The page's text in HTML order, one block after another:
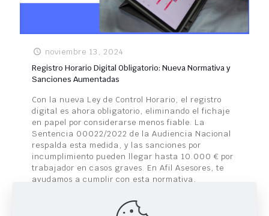
noviembre 13, 2024
Registro Horario Digital Obligatorio: Nueva Normativa y
Sanciones Aumentadas
Con la nueva Ley de Control Horario, el registro
digital es ahora obligatorio, eliminando el fichaje
en papel por considerarse menos fiable. La
Sentencia 00022/2022 de la Audiencia Nacional
respalda esta medida, y las sanciones por
incumplimiento pueden llegar hasta 10.000 € por
trabajador en casos graves. En Afil Asesores, te
ayudamos a cumplir con esta normativa,
registro digital eficiente y actualizado. ¡Contacta
con nosotros y evita sanciones!